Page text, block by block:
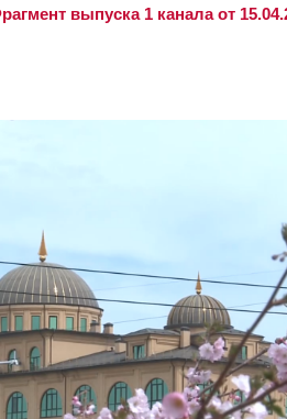
выпуска 1 канала от